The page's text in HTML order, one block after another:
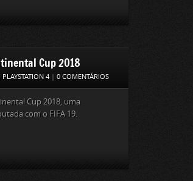
Cup 2018
PLAYSTATION 4 | 0 COMENTÁRIOS
Cup 2018, uma
com o FIFA 19.